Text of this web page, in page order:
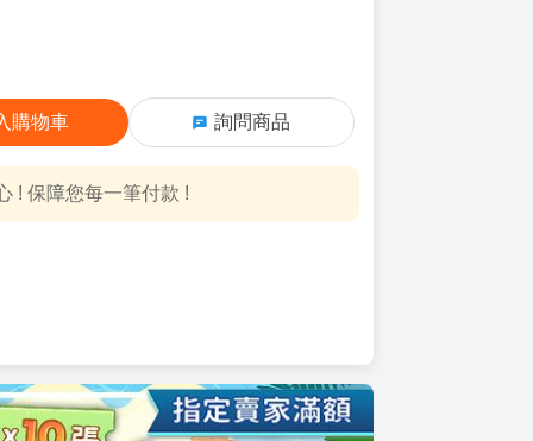
購物車 詢問商品
! 保障您每一筆付款 !